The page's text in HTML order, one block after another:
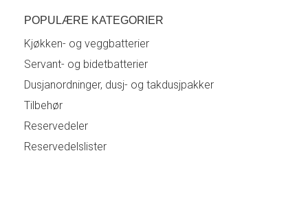
POPULÆRE KATEGORIER
Kjøkken- og veggbatterier
Servant- og bidetbatterier
Dusjanordninger, dusj- og takdusjpakker
Tilbehør
Reservedeler
Reservedelslister